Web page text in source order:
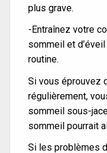
plus grave.
-Entraînez votre
sommeil et
routine.
Si vous éprouvez
régulièrement,
sommeil sous-
sommeil pourrait
Si les problèmes